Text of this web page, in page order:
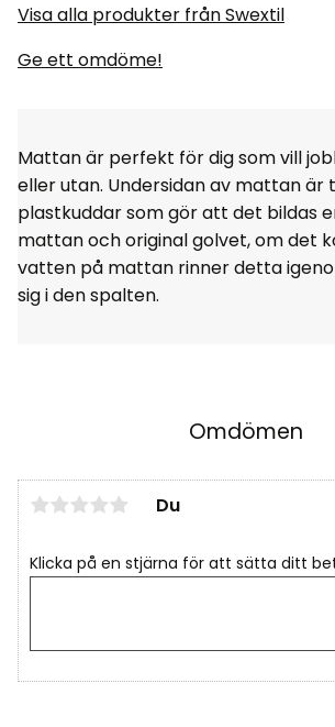
Visa alla produkter från Swextil
Ge ett omdöme!
Mattan är perfekt för dig som vill
eller utan. Undersidan av mattan är
plastkuddar som gör att det bildas
mattan och original golvet, om det
vatten på mattan rinner detta
sig i den spalten.
Omdömen
Du
Klicka på en stjärna för att sätta ditt